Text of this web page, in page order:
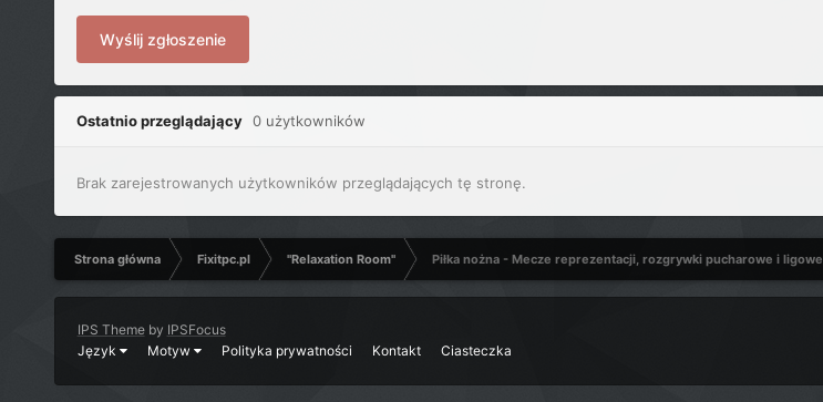
Wyślij zgłoszenie
Ostatnio przeglądający 0 użytkowników
Brak zarejestrowanych użytkowników przeglądających tę stronę.
Strona główna Fixitpc.pl "Relaxation Room" Piłka nożna - Mecze reprezentacji, rozgrywki pucharowe i ligowe
IPS Themeby IPSFocus
Język
Motyw Polityka prywatności Kontakt Ciasteczka